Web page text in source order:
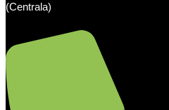
(Centrala)